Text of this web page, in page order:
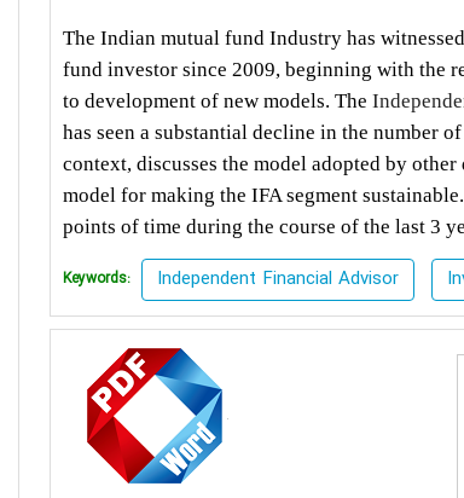
The Indian mutual fund Industry has
fund investor since 2009, beginning with the
to development of new models. The
has seen a substantial decline in the number
context, discusses the model adopted by
model for making the IFA segment
points of time during the course of the last 3
Keywords: Independent Financial Advisor